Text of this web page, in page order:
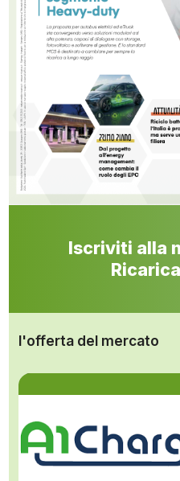
Iscriviti alla
l'offerta del mercato